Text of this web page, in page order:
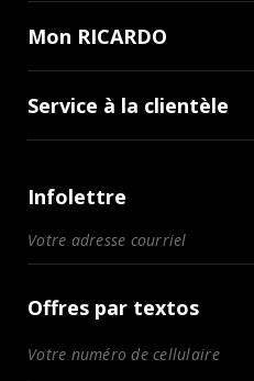
Mon RICARDO
Service à la clientèle
Infolettre
Offres par textos